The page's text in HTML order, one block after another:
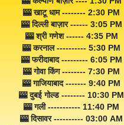
🎰 खाटू धाम -------- 2:30 PM
🎰 दिल्ली बाज़ार ------ 3:05 PM
🎰 श्री गणेश ------ 4:35 PM
🎰 करनाल ---------- 5:30 PM
🎰 फरीदाबाद --------- 6:05 PM
🎰 गोवा किंग -------- 7:30 PM
🎰 गाजियाबाद ------- 9:40 PM
🎰 दुबई गोल्ड -------- 10:30 PM
🎰 गली ----------- 11:40 PM
🎰 दिसावर ---------- 03:00 AM